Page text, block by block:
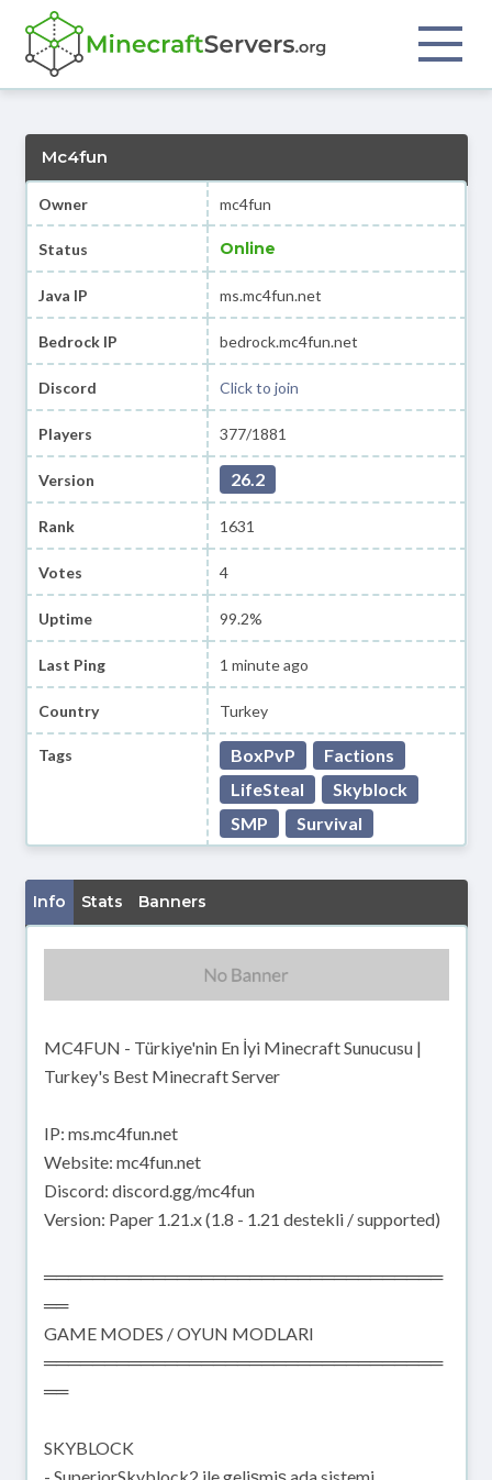
Mc4fun
Owner mc4fun
Status Online
Java IP ms.mc4fun.net
Bedrock IP bedrock.mc4fun.net
Discord Click to join
Players 377/1881
Version 26.2
Rank 1631
Votes 4
Uptime 99.2%
Last Ping 1 minute ago
Country Turkey
Tags BoxPvP
Factions
LifeSteal
Skyblock
SMP
Survival
Info Stats Banners
MC4FUN - Türkiye'nin En İyi Minecraft Sunucusu |
Turkey's Best Minecraft Server
IP: ms.mc4fun.net
Website: mc4fun.net
Discord: discord.gg/mc4fun
Version: Paper 1.21.x (1.8 - 1.21 destekli / supported)
═════════════════════════════════
══
GAME MODES / OYUN MODLARI
═════════════════════════════════
══
SKYBLOCK